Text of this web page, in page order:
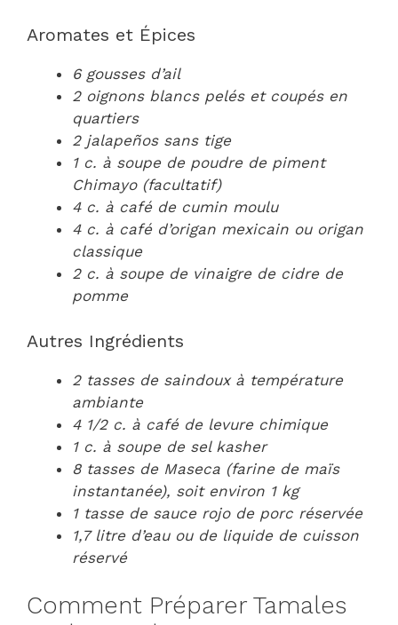
Aromates et Épices
6 gousses d’ail
2 oignons blancs pelés et coupés en
quartiers
2 jalapeños sans tige
1 c. à soupe de poudre de piment
Chimayo (facultatif)
4 c. à café de cumin moulu
4 c. à café d’origan mexicain ou origan
classique
2 c. à soupe de vinaigre de cidre de
pomme
Autres Ingrédients
2 tasses de saindoux à température
ambiante
4 1/2 c. à café de levure chimique
1 c. à soupe de sel kasher
8 tasses de Maseca (farine de maïs
instantanée), soit environ 1 kg
1 tasse de sauce rojo de porc réservée
1,7 litre d’eau ou de liquide de cuisson
réservé
Comment Préparer Tamales